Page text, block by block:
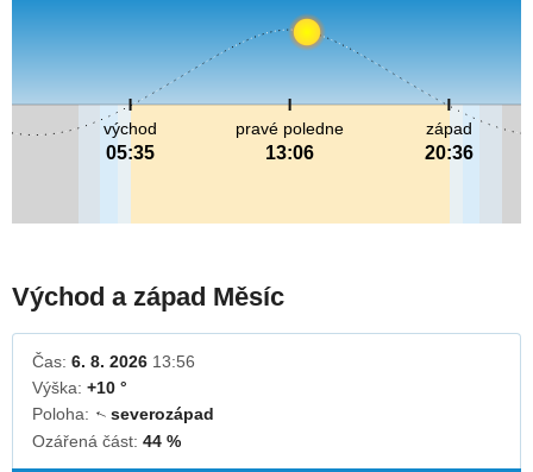
pravé poledne
13:06
východ
05:35
západ
20:36
Východ a západ Měsíc
Čas: 6. 8. 2026 13:56
Výška: +10 °
Poloha: ↓severozápad
Ozářená část: 44 %